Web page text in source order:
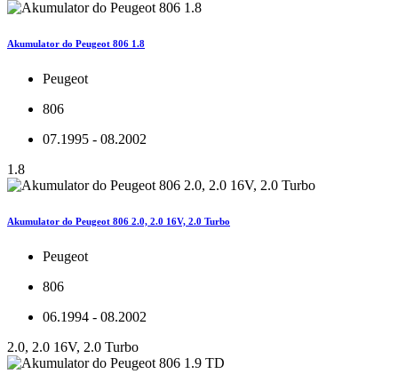
Akumulator do Peugeot 806 1.8
Peugeot
806
07.1995 - 08.2002
1.8
Akumulator do Peugeot 806 2.0, 2.0 16V, 2.0 Turbo
Peugeot
806
06.1994 - 08.2002
2.0, 2.0 16V, 2.0 Turbo